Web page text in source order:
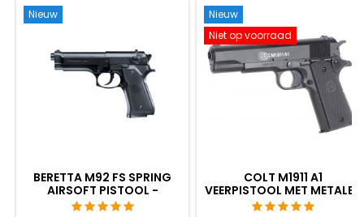
Nieuw
BERETTA M92 FS SPRING
AIRSOFT PISTOOL -
OFFICIËLE UMAREX REPLICA
Nieuw
Niet op voorraad
COLT M1911 A1
VEERPISTOOL MET METALEN
SLEDE